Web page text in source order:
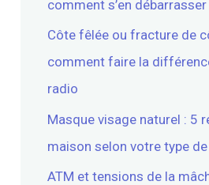
comment s’en débarrasser
Côte fêlée ou fracture de
comment faire la
radio
Masque visage naturel : 5
maison selon votre type de
ATM et tensions de la